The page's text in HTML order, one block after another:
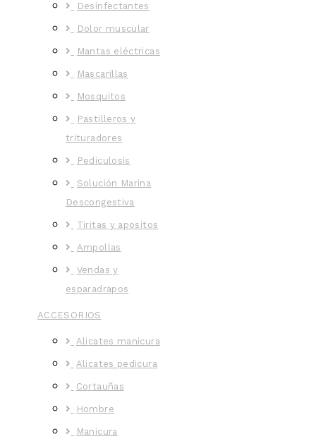
Desinfectantes
Dolor muscular
Mantas eléctricas
Mascarillas
Mosquitos
Pastilleros y
trituradores
Pediculosis
Solución Marina
Descongestiva
Tiritas y apositos
Ampollas
Vendas y
esparadrapos
ACCESORIOS
Alicates manicura
Alicates pedicura
Cortauñas
Hombre
Manicura